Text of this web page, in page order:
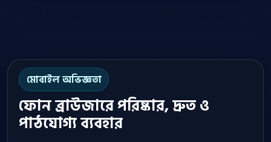
মোবাইল অভিজ্ঞতা
ফোন ব্রাউজারে পরিষ্কার, দ্রুত ও
পাঠযোগ্য ব্যবহার